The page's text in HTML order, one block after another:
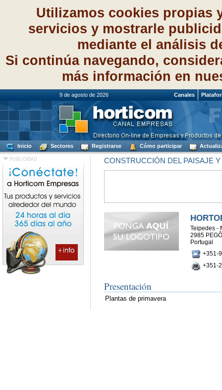
Utilizamos cookies propias
servicios y mostrarle
mediante el análisis
Si continúa navegando,
más información en
9 de agosto de 2026 Canales
Inicio Sectores Registrarse Cómo participar
CONSTRUCCIÓN DEL PAISAJE
Teipedes -
2985
Portugal
+351-
+351-
Presentación
Plantas de primavera